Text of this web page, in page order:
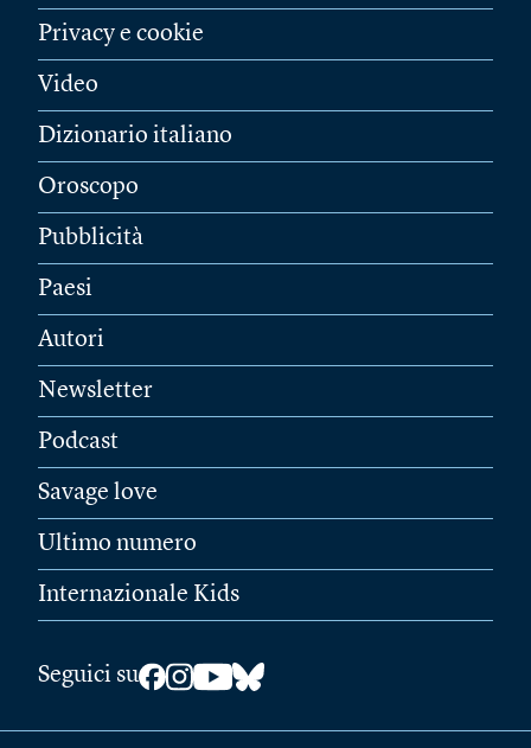
Privacy e cookie
Video
Dizionario italiano
Oroscopo
Pubblicità
Paesi
Autori
Newsletter
Podcast
Savage love
Ultimo numero
Internazionale Kids
Seguici su